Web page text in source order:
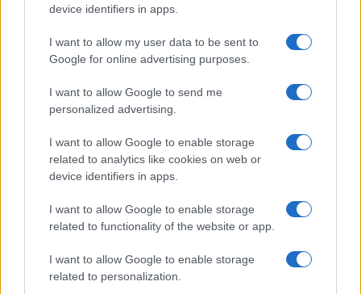
device identifiers in apps.
I want to allow my user data to be sent to
Google for online advertising purposes.
I want to allow Google to send me
personalized advertising.
I want to allow Google to enable storage
related to analytics like cookies on web or
device identifiers in apps.
I want to allow Google to enable storage
related to functionality of the website or app.
I want to allow Google to enable storage
related to personalization.
#LIBERTÀ D’ESPRESSIONE
#MOSAED
#TURCHIA
Colabrodo Sanchez, modello
Milei. Stasera Red Pill
episodio 90
Non vi accontentate della “pillola blu” dei media
mainstream, provate RED PILL. Stasera alle 22 su